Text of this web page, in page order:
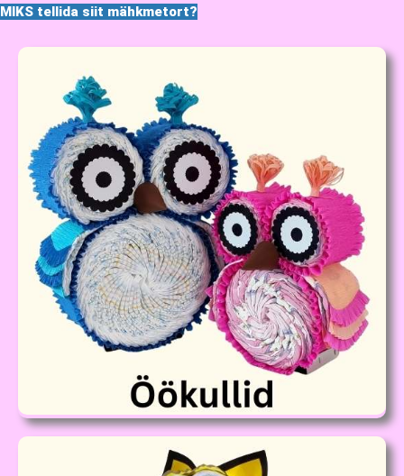
MIKS tellida siit mähkmetort?